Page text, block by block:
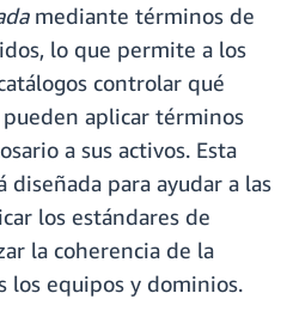
mediante términos de
lo que permite a los
controlar qué
aplicar términos
a sus activos. Esta
diseñada para ayudar a las
los estándares de
la coherencia de la
los equipos y dominios.